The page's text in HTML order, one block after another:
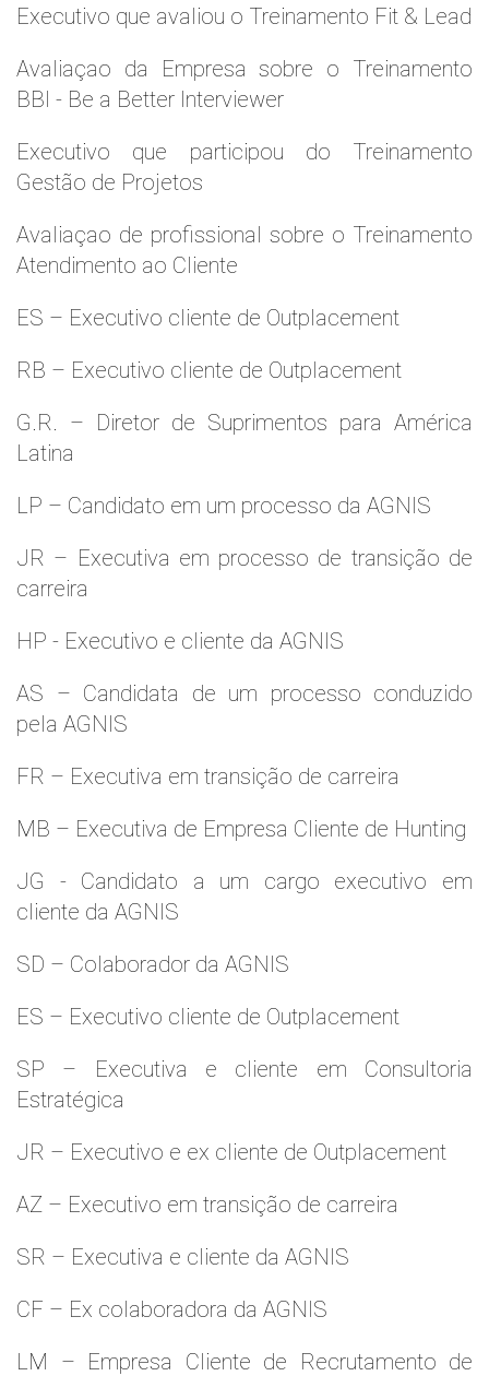
Executivo que avaliou o Treinamento Fit & Lead
Avaliaçao da Empresa sobre o Treinamento
BBI - Be a Better Interviewer
Executivo que participou do Treinamento
Gestão de Projetos
Avaliaçao de profissional sobre o Treinamento
Atendimento ao Cliente
ES – Executivo cliente de Outplacement
RB – Executivo cliente de Outplacement
G.R. – Diretor de Suprimentos para América
Latina
LP – Candidato em um processo da AGNIS
JR – Executiva em processo de transição de
carreira
HP - Executivo e cliente da AGNIS
AS – Candidata de um processo conduzido
pela AGNIS
FR – Executiva em transição de carreira
MB – Executiva de Empresa Cliente de Hunting
JG - Candidato a um cargo executivo em
cliente da AGNIS
SD – Colaborador da AGNIS
ES – Executivo cliente de Outplacement
SP – Executiva e cliente em Consultoria
Estratégica
JR – Executivo e ex cliente de Outplacement
AZ – Executivo em transição de carreira
SR – Executiva e cliente da AGNIS
CF – Ex colaboradora da AGNIS
LM – Empresa Cliente de Recrutamento de